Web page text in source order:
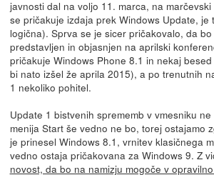
javnosti dal na voljo 11. marca, na
se pričakuje izdaja prek Windows Update, je
logična). Sprva se je sicer pričakovalo, da bo
predstavljen in objasnjen na aprilski
pričakuje Windows Phone 8.1 in nekaj
bi nato izšel že aprila 2015), a po trenutnih
1 nekoliko pohitel.
Update 1 bistvenih sprememb v vmesniku
menija Start še vedno ne bo, torej ostajamo
je prinesel Windows 8.1, vrnitev klasičnega
vedno ostaja pričakovana za Windows 9. Z
novost, da bo na namizju mogoče v